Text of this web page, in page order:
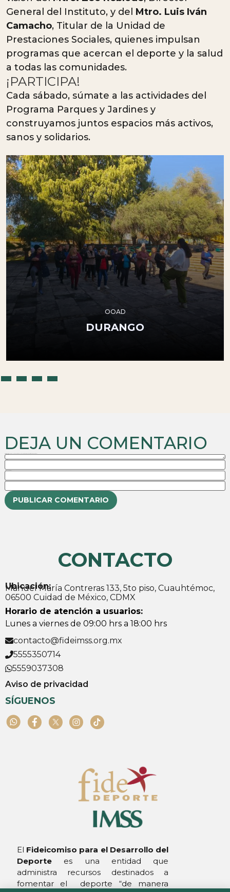
General del Instituto, y del Mtro. Luis Iván
Camacho, Titular de la Unidad de
Prestaciones Sociales, quienes impulsan
programas que acercan el deporte y la salud
a todas las comunidades.
¡PARTICIPA!
Cada sábado, súmate a las actividades del
Programa Parques y Jardines y
construyamos juntos espacios más activos,
sanos y solidarios.
DEJA UN COMENTARIO
El Fideicomiso para el Desarrollo del
Deporte es una entidad que
administra recursos destinados a
fomentar el deporte “de manera
CONTACTO
Ubicación:
Manuel María Contreras 133, 5to piso, Cuauhtémoc,
06500 Cuidad de México, CDMX
Horario de atención a usuarios:
Lunes a viernes de 09:00 hrs a 18:00 hrs
contacto@fideimss.org.mx
5555350714
5559037308
Aviso de privacidad
SÍGUENOS